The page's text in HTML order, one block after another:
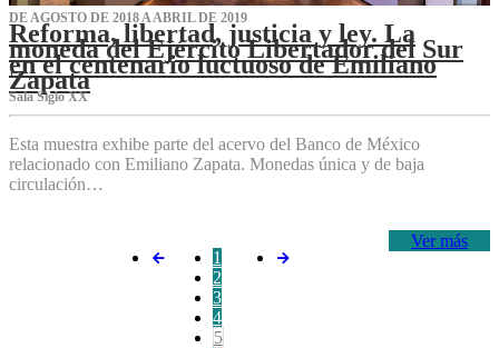
DE AGOSTO DE 2018 A ABRIL DE 2019
Reforma, libertad, justicia y ley. La
moneda del Ejército Libertador del Sur
en el centenario luctuoso de Emiliano
Zapata
Sala Siglo XX
Esta muestra exhibe parte del acervo del Banco de México
relacionado con Emiliano Zapata. Monedas única y de baja
circulación…
Ver más
1
2
3
4
5